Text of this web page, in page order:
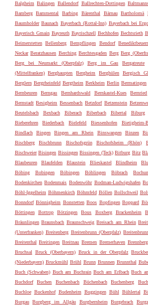
Balgheim Balingen Ballendorf Ballrechten-Dottingen
Bamberg
Bammental Barbing Bärenthal Bärnau Bartholomä
Baumholder Baunach Bayerbach (Rottal-Inn) Bayerbach bei
Bayerisch Gmain Bayreuth Bayrischzell Bechhofen Bechtsrieth
Beimerstetten
Bellenberg Bempflingen Bendorf
Neckar Beratzhausen Berching Berchtesgaden Berg Berg
Berg bei Neumarkt (Oberpfalz)
Berg im Gau Bergatreute
(Mittelfranken)
Berghaupten Bergheim Berghülen Bergisch
Berglern Bergrheinfeld Bergtheim Berkheim Berlin Bermatingen
Bernbeuren
Berngau Bernhardswald Bernkastel-Kues Bernried
Bernstadt Besigheim Bessenbach Betzdorf Betzenstein
Beutelsbach
Bexbach Biberach Biberbach Bibertal Biburg
Bieberehren
Biederbach Bielefeld Biessenhofen Bietigheim-
Bindlach
Bingen Bingen am Rhein Binswangen Binzen
Bischberg
Bischbrunn Bischofsgrün Bischofsheim (Rhön)
Bischweier Bisingen Bissingen Bissingen (Teck) Bitburg Bitz
Blaubeuren
Blaufelden Blaustein Blieskastel Blindheim
Böbing
Bobingen Böbingen Böblingen Böbrach
Bodenkirchen Bodenmais Bodenwöhr Bodman-Ludwigshafen
Böhl-Iggelheim Böhmenkirch Böhmfeld Böllen Bollschweil
Bonndorf Bönnigheim Bonstetten Boos Bopfingen Boppard
Böttingen
Bottrop Bötzingen Bous Boxberg Brackenheim
Bräunlingen Braunsbach Braunschweig Breisach am Rhein
(Unterfranken) Breitenberg Breitenbrunn (Oberpfalz)
Breitenthal Breitingen Breitnau Bremen Bremerhaven Brennberg
Bruchsal
Bruck (Oberbayern) Bruck in der Oberpfalz
(Niederbayern) Bruckmühl Brühl Brunn Brunnen Brunnthal
Buch (Schwaben) Buch am Buchrain Buch am Erlbach Buch
Buchdorf
Buchen Buchenbach Büchenbach Buchenberg
Buchloe Buckenhof Budenheim Buggingen Bühl Bühlertal
Burgau
Burgberg im Allgäu Burgbernheim Burgebrach